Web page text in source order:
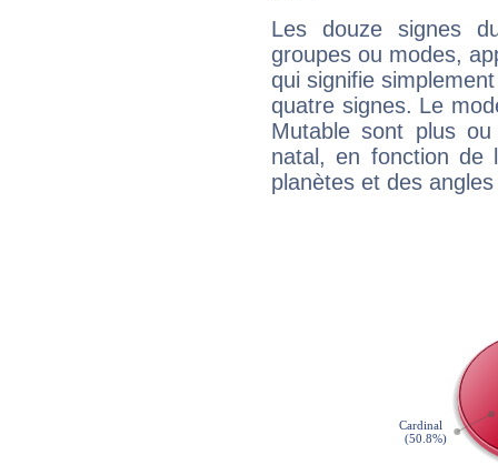
Les douze signes
groupes ou modes,
qui signifie
quatre signes. Le
Mutable sont plus
natal, en fonction de
planètes et des